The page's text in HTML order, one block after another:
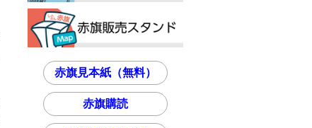
赤旗見本紙（無料）
赤旗購読